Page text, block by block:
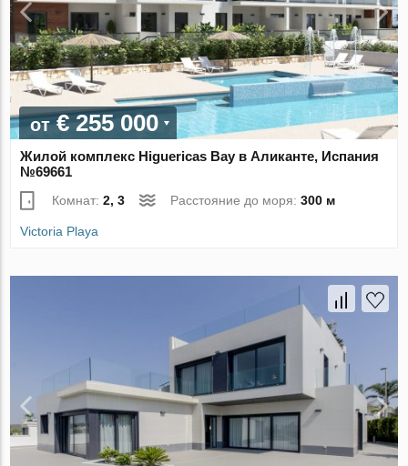
от€ 255 000
Жилой комплекс Higuericas Bay в Аликанте, Испания
№69661
Комнат:2, 3 Расстояние до моря:300 м
Victoria Playa